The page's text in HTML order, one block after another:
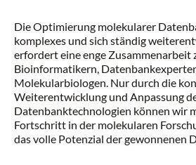
Die Optimierung molekularer
komplexes und sich ständig
erfordert eine enge Zusammenarbeit
Bioinformatikern,
Molekularbiologen. Nur durch die
Weiterentwicklung und Anpassung
Datenbanktechnologien können wir
Fortschritt in der molekularen
das volle Potenzial der gewonnenen